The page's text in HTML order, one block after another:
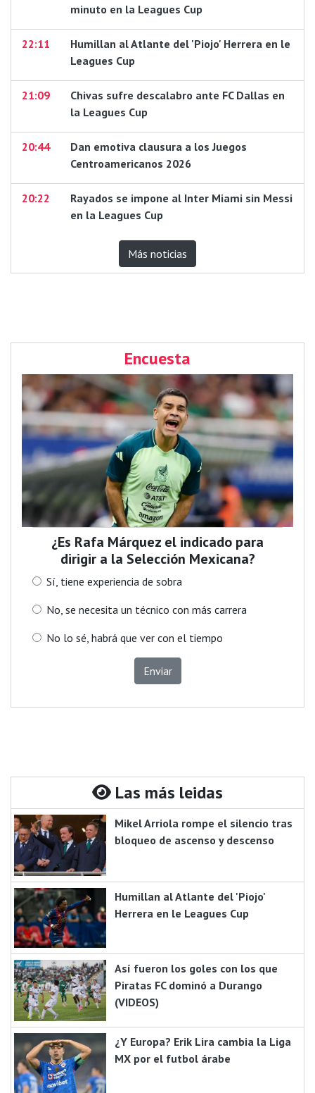
minuto en la Leagues Cup
22:11
Humillan al Atlante del 'Piojo' Herrera en le
Leagues Cup
21:09
Chivas sufre descalabro ante FC Dallas en
la Leagues Cup
20:44
Dan emotiva clausura a los Juegos
Centroamericanos 2026
20:22
Rayados se impone al Inter Miami sin Messi
en la Leagues Cup
Más noticias
Encuesta
¿Es Rafa Márquez el indicado para
dirigir a la Selección Mexicana?
Sí, tiene experiencia de sobra
No, se necesita un técnico con más carrera
No lo sé, habrá que ver con el tiempo
Enviar
Las más leidas
Mikel Arriola rompe el silencio tras
bloqueo de ascenso y descenso
Humillan al Atlante del 'Piojo'
Herrera en le Leagues Cup
Así fueron los goles con los que
Piratas FC dominó a Durango
(VIDEOS)
¿Y Europa? Erik Lira cambia la Liga
MX por el futbol árabe